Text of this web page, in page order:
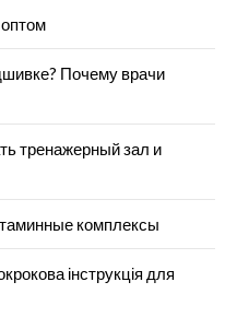
Почему врачи
тренажерный зал и
комплексы
інструкція для